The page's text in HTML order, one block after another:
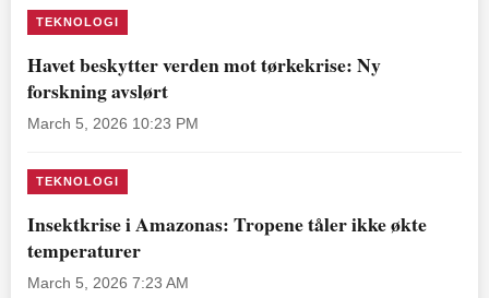
TEKNOLOGI
Havet beskytter verden mot tørkekrise: Ny
forskning avslørt
March 5, 2026 10:23 PM
TEKNOLOGI
Insektkrise i Amazonas: Tropene tåler ikke økte
temperaturer
March 5, 2026 7:23 AM